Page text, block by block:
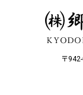
〒